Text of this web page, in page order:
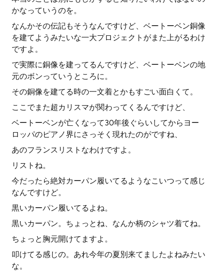
かなっていうのを。
なんかその伝記もそうなんですけど、ベートーベン銅像
を建てようみたいな一大プロジェクトがまた上がるわけ
ですよ。
で実際に銅像を建ってるんですけど、ベートーベンの地
元のボンっていうところに。
その銅像を建てる時の一文着とかもすごい面白くて。
ここでまた超カリスマが関わってくるんですけど、
ベートーベンが亡くなって30年後ぐらいしてからヨー
ロッパのピアノ界にさっそく現れたのがですね、
あのフランスリストなわけですよ。
リストね。
今だったら絶対カーパン履いてるようなこいつって感じ
なんですけど。
黒いカーパン履いてるよね。
黒いカーパン。ちょっとね、なんか柄のシャツ着てね。
ちょっと胸元開けてますよ。
叩けてる感じの。あれ今年の夏別来てましたよねみたい
な。